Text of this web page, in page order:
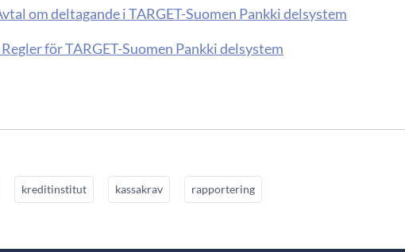
om deltagande i TARGET-Suomen Pankki delsystem
för TARGET-Suomen Pankki delsystem
kreditinstitut kassakrav rapportering